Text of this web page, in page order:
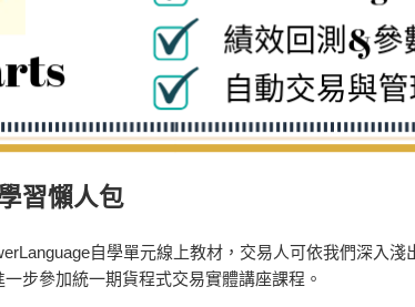
習懶人包​
自學單元線上教材，交易人可依我們深入淺
步參加統一期貨程式交易實體講座課程。